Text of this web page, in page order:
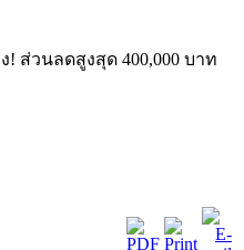
! ส่วนลดสูงสุด 400,000 บาท